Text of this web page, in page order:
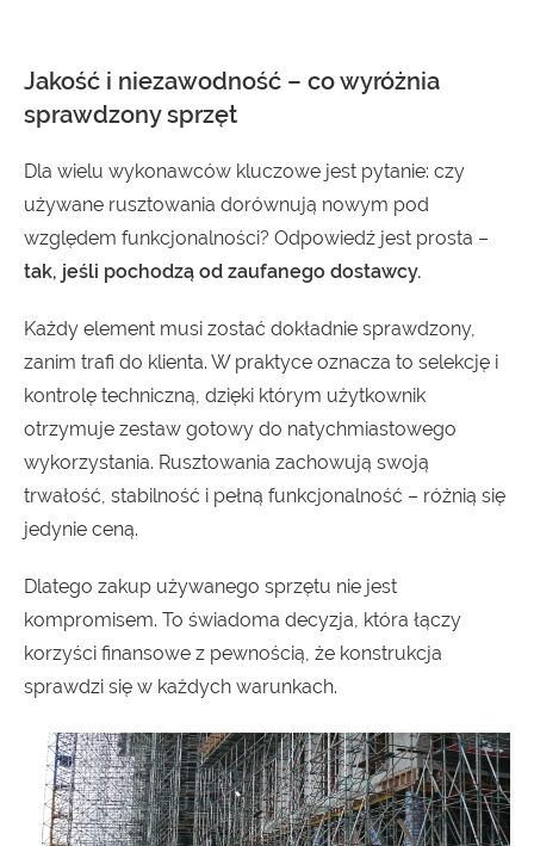
Jakość i niezawodność – co wyróżnia
sprawdzony sprzęt
Dla wielu wykonawców kluczowe jest pytanie: czy
używane rusztowania dorównują nowym pod
względem funkcjonalności? Odpowiedź jest prosta –
tak, jeśli pochodzą od zaufanego dostawcy.
Każdy element musi zostać dokładnie sprawdzony,
zanim trafi do klienta. W praktyce oznacza to selekcję i
kontrolę techniczną, dzięki którym użytkownik
otrzymuje zestaw gotowy do natychmiastowego
wykorzystania. Rusztowania zachowują swoją
trwałość, stabilność i pełną funkcjonalność – różnią się
jedynie ceną.
Dlatego zakup używanego sprzętu nie jest
kompromisem. To świadoma decyzja, która łączy
korzyści finansowe z pewnością, że konstrukcja
sprawdzi się w każdych warunkach.